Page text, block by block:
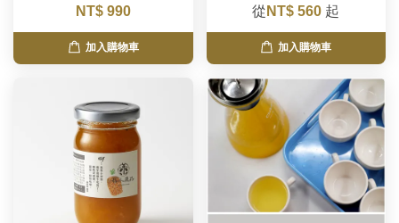
NT$ 990
加入購物車
從 NT$ 560 起
加入購物車